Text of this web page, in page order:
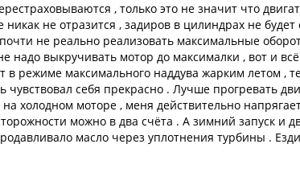
, только это не значит что
не отразится , задиров в цилиндрах не будет
не реально реализовать максимальные
надо выкручивать мотор до максималки , вот и
в режиме максимального наддува жарким летом ,
чувствовал себя прекрасно . Лучше прогревать
холодном моторе , меня действительно
можно в два счёта . А зимний запуск и
масло через уплотнения турбины .